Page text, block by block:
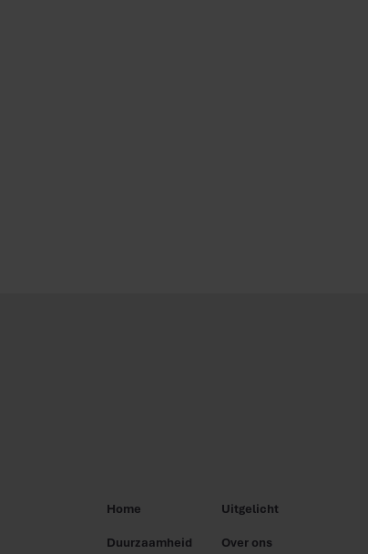
Home
Duurzaamheid
Uitgelicht
Over ons